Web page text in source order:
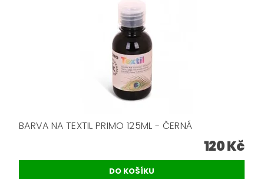
BARVA NA TEXTIL PRIMO 125ML - ČERNÁ
120 Kč